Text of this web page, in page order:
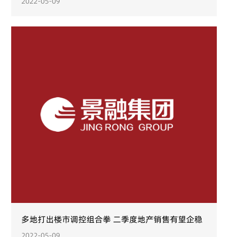
多地打出楼市调控组合拳 二季度地产销售有望企稳